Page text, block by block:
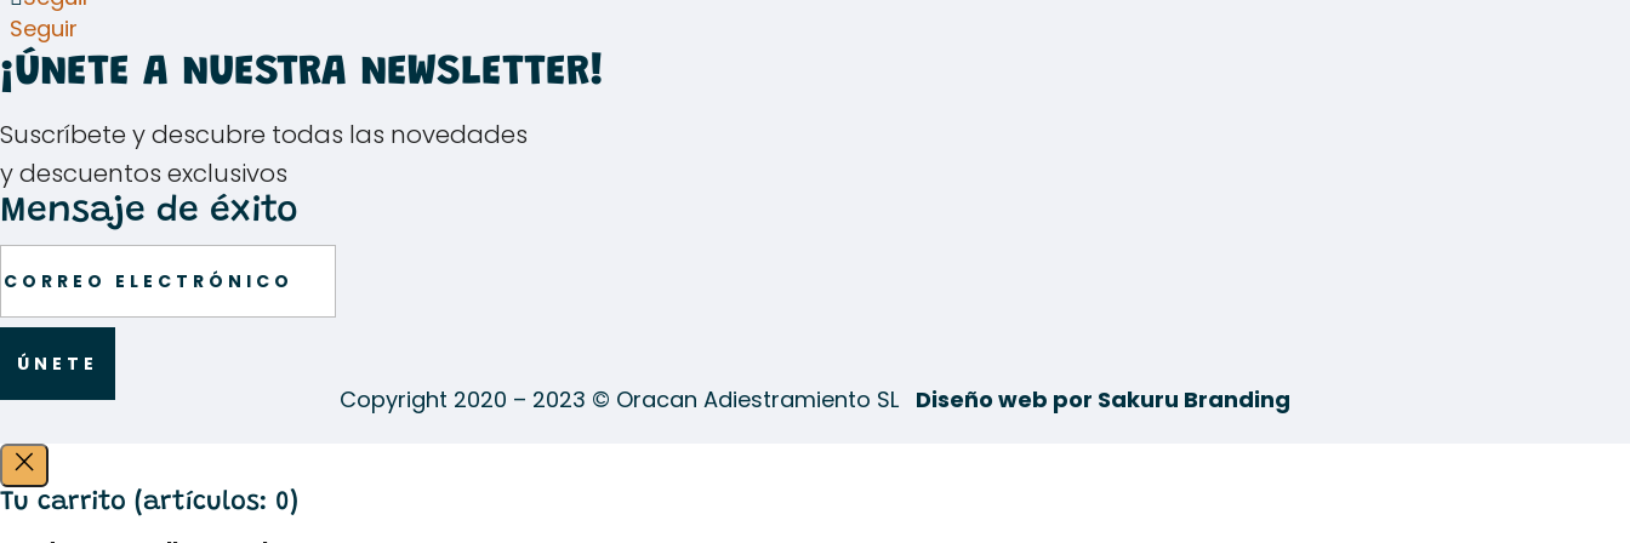
Seguir
¡ÚNETE A NUESTRA NEWSLETTER!
Suscríbete y descubre todas las novedades
y descuentos exclusivos
Mensaje de éxito
ÚNETE
Copyright 2020 – 2023 © Oracan Adiestramiento SL Diseño web por Sakuru Branding
Tu carrito (artículos: 0)